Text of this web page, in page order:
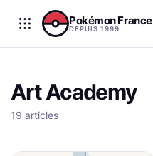
Aller au contenu
Pokémon France
DEPUIS 1999
Art Academy
19 articles